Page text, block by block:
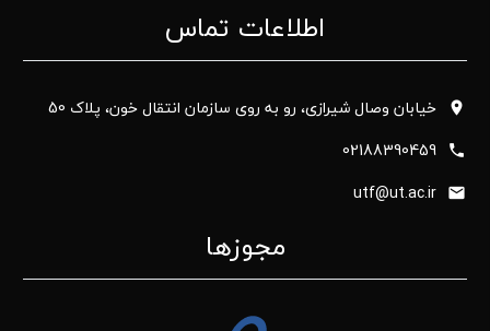
اطلاعات تماس
خیابان وصال شیرازی، رو به روی سازمان انتقال خون، پلاک 50
02188390459
utf@ut.ac.ir
مجوزها